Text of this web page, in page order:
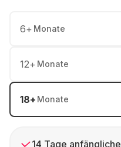
6+ Monate
12+ Monate
18+ Monate
14 Tage